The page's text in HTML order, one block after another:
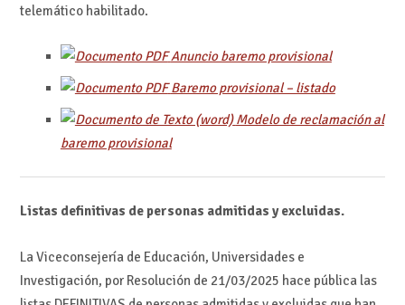
telemático habilitado.
Anuncio baremo provisional
Baremo provisional – listado
Modelo de reclamación al
baremo provisional
Listas definitivas de personas admitidas y excluidas.
La Viceconsejería de Educación, Universidades e
Investigación, por Resolución de 21/03/2025 hace pública las